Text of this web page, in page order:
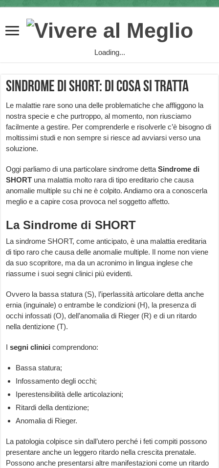
Loading...
Sindrome di SHORT: di cosa si tratta
Le malattie rare sono una delle problematiche che affliggono la
nostra specie e che purtroppo, al momento, non riusciamo
facilmente a gestire. Per comprenderle e risolverle c’è bisogno di
moltissimi studi e non sempre si riesce ad avviarsi verso una
soluzione.
Oggi parliamo di una particolare sindrome dettaSindrome di
SHORT una malattia molto rara di tipo ereditario che causa
anomalie multiple su chi ne è colpito. Andiamo ora a conoscerla
meglio e a capire cosa provoca nel soggetto affetto.
La Sindrome di SHORT
La sindrome SHORT, come anticipato, è una malattia ereditaria
di tipo raro che causa delle anomalie multiple. Il nome non viene
da suo scopritore, ma da un acronimo in lingua inglese che
riassume i suoi segni clinici più evidenti.
Ovvero la bassa statura (S), l’iperlassità articolare detta anche
ernia (inguinale) o entrambe le condizioni (H), la presenza di
occhi infossati (O), dell’anomalia di Rieger (R) e di un ritardo
nella dentizione (T).
Isegni clinicicomprendono:
Bassa statura;
Infossamento degli occhi;
Iperestensibilità delle articolazioni;
Ritardi della dentizione;
Anomalia di Rieger.
La patologia colpisce sin dall’utero perché i feti compiti possono
presentare anche un leggero ritardo nella crescita prenatale.
Possono anche presentarsi altre manifestazioni come un ritardo